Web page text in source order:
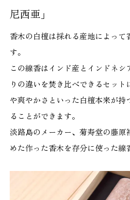
尼西亜」
香木の白檀は採れる産地によって
す。
この線香はインド産とインドネ
りの違いを焚き比べできるセット
や爽やかさといった白檀本来が持
ることができます。
淡路島のメーカー、菊寿堂の藤原
めた作った香木を存分に使った線